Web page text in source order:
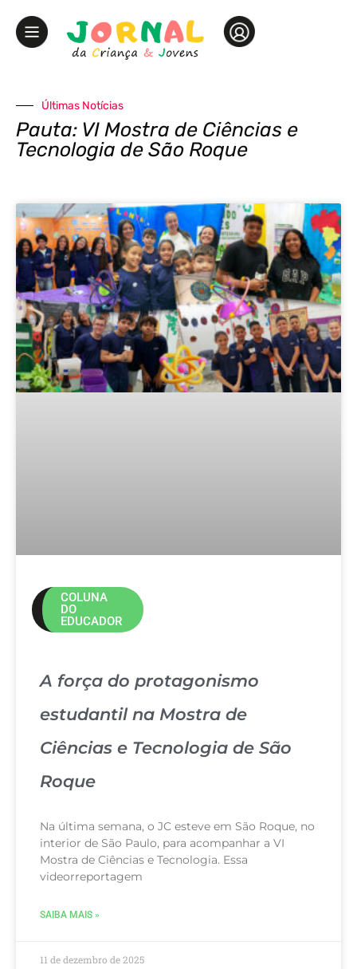
Últimas Notícias
Pauta: VI Mostra de Ciências e
Tecnologia de São Roque
COLUNA
DO
EDUCADOR
A força do protagonismo
estudantil na Mostra de
Ciências e Tecnologia de São
Roque
Na última semana, o JC esteve em São Roque, no
interior de São Paulo, para acompanhar a VI
Mostra de Ciências e Tecnologia. Essa
videorreportagem
SAIBA MAIS »
11 de dezembro de 2025